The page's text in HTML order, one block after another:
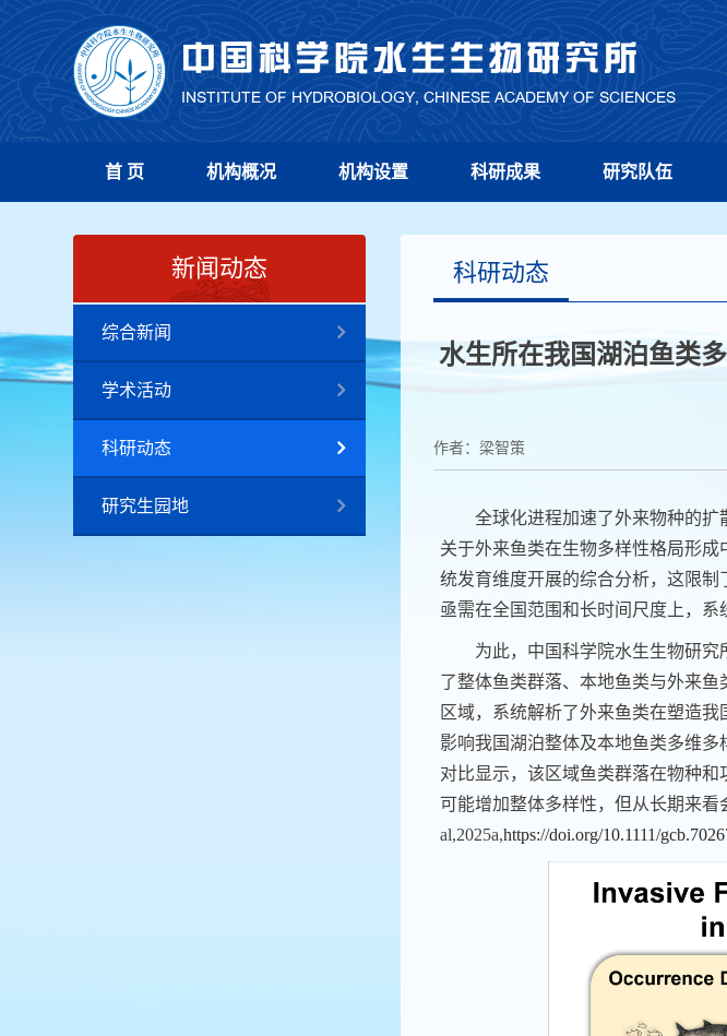
首 页 机构概况 机构设置 科研成果 研究队伍
新闻动态
综合新闻
学术活动
科研动态
研究生园地
科研动态
水生所在我国湖泊鱼类
作者：梁智策
全球化进程加速了外来物种的扩
关于外来鱼类在生物多样性格局形
统发育维度开展的综合分析，这限制
亟需在全国范围和长时间尺度上，系
为此，中国科学院水生生物研
了整体鱼类群落、本地鱼类与外来
区域，系统解析了外来鱼类在塑造
影响我国湖泊整体及本地鱼类多维
对比显示，该区域鱼类群落在物种
可能增加整体多样性，但从长期来
al,2025a,https://doi.org/10.1111/